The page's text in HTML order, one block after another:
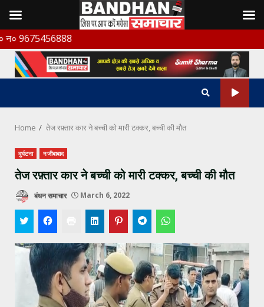
Skip
to
content
Home तेज रफ़्तार कार ने बच्ची को मारी टक्कर, बच्ची की मौत
दुर्घटना नजीबाबाद
तेज रफ़्तार कार ने बच्ची को मारी टक्कर, बच्ची की मौत
बंधन समाचार March 6, 2022